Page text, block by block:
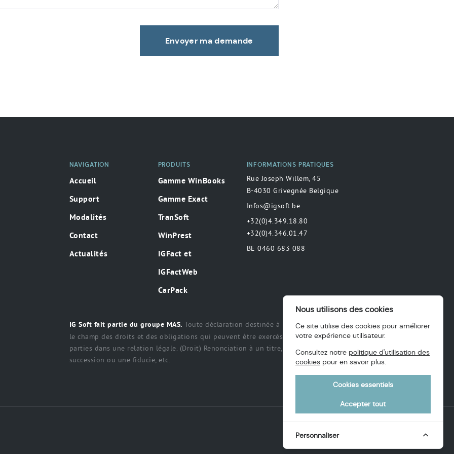
Envoyer ma demande
NAVIGATION
Accueil
Support
Modalités
Contact
Actualités
PRODUITS
Gamme WinBooks
Gamme Exact
TranSoft
WinPrest
IGFact et
IGFactWeb
CarPack
INFORMATIONS PRATIQUES
Rue Joseph Willem, 45
B-4030 Grivegnée Belgique
Infos@igsoft.be
+32(0)4.349.18.80
+32(0)4.346.01.47
BE 0460 683 088
IG Soft fait partie du groupe MAS. Toute déclaration destinée à préciser ou de délimiter
le champ des droits et des obligations qui peuvent être exercés et exécutés par les
parties dans une relation légale. (Droit) Renonciation à un titre, des intérêts, une
succession ou une fiducie, etc.
Nous utilisons des cookies
Ce site utilise des cookies pour améliorer
votre expérience utilisateur.
Consultez notre politique d'utilisation des
cookies pour en savoir plus.
Cookies essentiels
Accepter tout
Personnaliser